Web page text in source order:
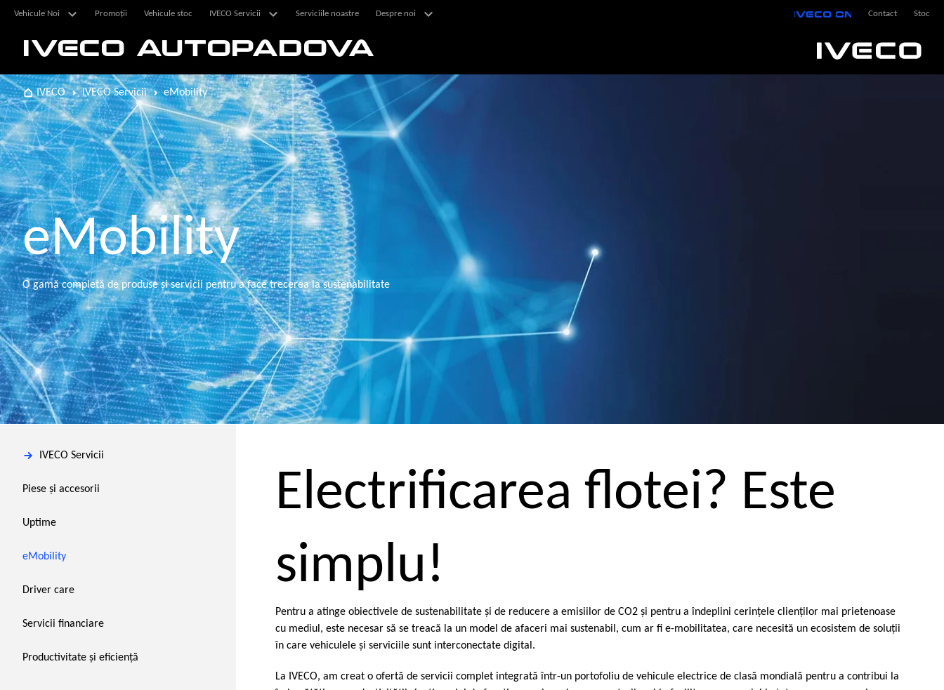
IVECO AUTOPADOVA
Vehicule Noi Promoții Vehicule stoc IVECO Servicii Serviciile noastre Despre noi IVECO ON Contact Stoc
IVECO IVECO Servicii eMobility
eMobility
O gamă completă de produse şi servicii pentru a face trecerea la sustenabilitate
IVECO Servicii
Piese și accesorii
Uptime
eMobility
Driver care
Servicii financiare
Productivitate și eficiență
Electrificarea flotei? Este
simplu!
Pentru a atinge obiectivele de sustenabilitate şi de reducere a emisiilor de CO2 şi pentru a îndeplini cerinţele clienţilor mai prietenoase
cu mediul, este necesar să se treacă la un model de afaceri mai sustenabil, cum ar fi e-mobilitatea, care necesită un ecosistem de soluţii
în care vehiculele şi serviciile sunt interconectate digital.
La IVECO, am creat o ofertă de servicii complet integrată într-un portofoliu de vehicule electrice de clasă mondială pentru a contribui la